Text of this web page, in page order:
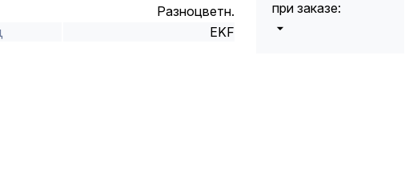
Разноцветн.
EKF
при заказе: